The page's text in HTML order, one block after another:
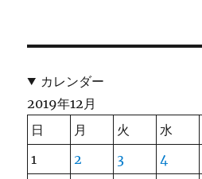
カレンダー
2019年12月
日
月 火 水
1
2 3 4